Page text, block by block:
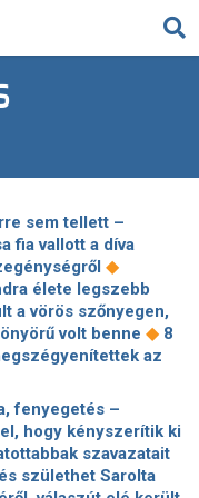
KERESÉS
sem tellett –
fia vallott a díva
◆
élete legszebb
a vörös szőnyegen,
volt benne ◆ 8
az
10 legjobb
közé ◆Szúró
kórházba a 30 éves
később meghalt ◆
megkapja az Arany
fenyegetés –
hogy kényszerítik ki
szavazatait
születhet Sarolta